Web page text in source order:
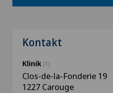
Kontakt
Klinik (1)
Clos-de-la-Fonderie 19
1227 Carouge